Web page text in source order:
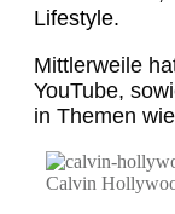
Lifestyle.
Mittlerweile
YouTube,
in Themen
Calvin